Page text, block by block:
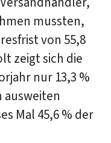
mussten,
von 55,8
zeigt sich die
nur 13,3 %
ausweiten
Mal 45,6 % der